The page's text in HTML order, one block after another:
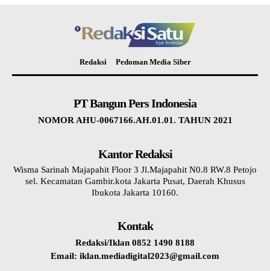
Redaksi Pedoman Media Siber
PT Bangun Pers Indonesia
NOMOR AHU-0067166.AH.01.01. TAHUN 2021
Kantor Redaksi
Wisma Sarinah Majapahit Floor 3 Jl.Majapahit N0.8 RW.8 Petojo
sel. Kecamatan Gambir.kota Jakarta Pusat, Daerah Khusus
Ibukota Jakarta 10160.
Kontak
Redaksi/Iklan 0852 1490 8188
Email: iklan.mediadigital2023@gmail.com